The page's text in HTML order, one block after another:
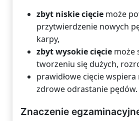
zbyt niskie cięcie może
przytwierdzenie nowych
karpy,
zbyt wysokie cięcie może
tworzeniu się dużych,
prawidłowe cięcie
zdrowe odrastanie pędów.
Znaczenie